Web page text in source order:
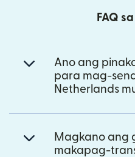
FAQ
Ano ang
para mag-
Netherlands
Magkano ang
makapag-